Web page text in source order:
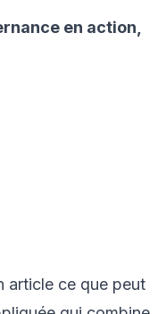
en action,
article ce que peut